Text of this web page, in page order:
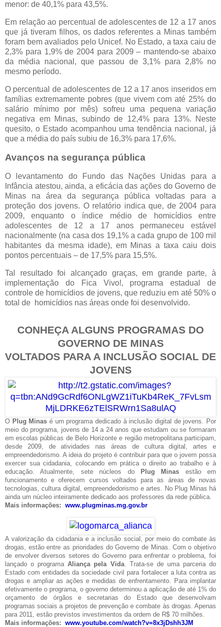
menor: de 40,1% para 43,5%.
Em relação ao percentual de adolescentes de 12 a 17 anos
que já tiveram filhos, os dados referentes a Minas também
foram bem avaliados pelo Unicef. No Estado, a taxa caiu de
2,3% para 1,9% de 2004 para 2009 – mantendo-se abaixo
da média nacional, que passou de 3,1% para 2,8% no
mesmo período.
O percentual de adolescentes de 12 a 17 anos inseridos em
famílias extremamente pobres (que vivem com até 25% do
salário mínimo por mês) sofreu uma pequena variação
negativa em Minas, subindo de 12,4% para 13%. Neste
quesito, o Estado acompanhou uma tendência nacional, já
que a média do país subiu de 16,3% para 17,6%.
Avanços na segurança pública
O levantamento do Fundo das Nações Unidas para a
Infância atestou, ainda, a eficácia das ações do Governo de
Minas na área da segurança pública voltadas para a
proteção dos jovens. O relatório indica que, de 2004 para
2009, enquanto o índice médio de homicídios entre
adolescentes de 12 a 17 anos permaneceu estável
nacionalmente (na casa dos 19,1% a cada grupo de 100 mil
habitantes da mesma idade), em Minas a taxa caiu dois
pontos percentuais – de 17,5% para 15,5%.
Tal resultado foi alcançado graças, em grande parte, à
implementação do Fica Vivo!, programa estadual de
controle de homicídios de jovens, que reduziu em até 50% o
total de homicídios nas áreas onde foi desenvolvido.
CONHEÇA ALGUNS PROGRAMAS DO
GOVERNO DE MINAS
VOLTADOS PARA A INCLUSÃO SOCIAL DE
JOVENS
O Plug Minas é um programa dedicado à inclusão digital de jovens. Por
meio do programa, jovens de 14 a 24 anos que estudam ou se formaram
em escolas públicas de Belo Horizonte e região metropolitana participam,
desde 2009, de atividades nas áreas de cultura digital, artes e
empreendedorismo. A ideia do projeto é contribuir para que o jovem possa
exercer sua cidadania, colocando em prática o direito ao trabalho e à
educação. Atualmente, sete núcleos do
Plug Minas estão em
funcionamento e oferecem cursos voltados para as áreas de novas
tecnologias, cultura digital, empreendedorismo e artes. No Plug Minas há
ainda um núcleo inteiramente dedicado aos professores da rede pública.
Mais informações: www.plugminas.mg.gov.br
A valorização da cidadania e a inclusão social, por meio do combate às
drogas, estão entre as prioridades do Governo de Minas. Com o objetivo
de envolver diversos setores do Governo para enfrentar o problema, foi
lançado o programaAliança pela Vida. Trata-se de uma parceria do
Estado com entidades da sociedade civil para fortalecer a luta contra as
drogas e ampliar as ações e medidas de enfrentamento. Para implantar
efetivamente o programa, o governo determinou a aplicação de até 1% do
orçamento de órgãos e secretarias do Estado que desenvolvam
programas sociais a projetos de prevenção e combate às drogas. Apenas
para 2011, estão previstos investimentos da ordem de R$ 70 milhões.
Mais informações: www.youtube.com/watch?v=8x3jDshh3JM